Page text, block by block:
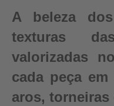
A beleza
texturas
valorizadas
cada peça
aros, torneiras